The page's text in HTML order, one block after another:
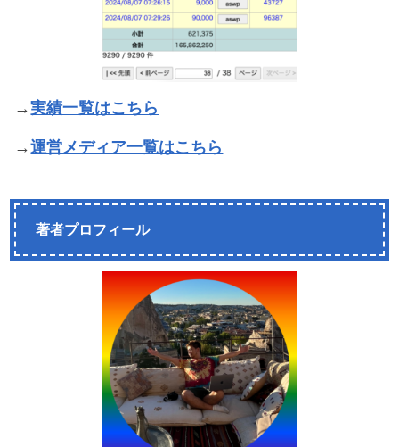
→実績一覧はこちら
→運営メディア一覧はこちら
著者プロフィール